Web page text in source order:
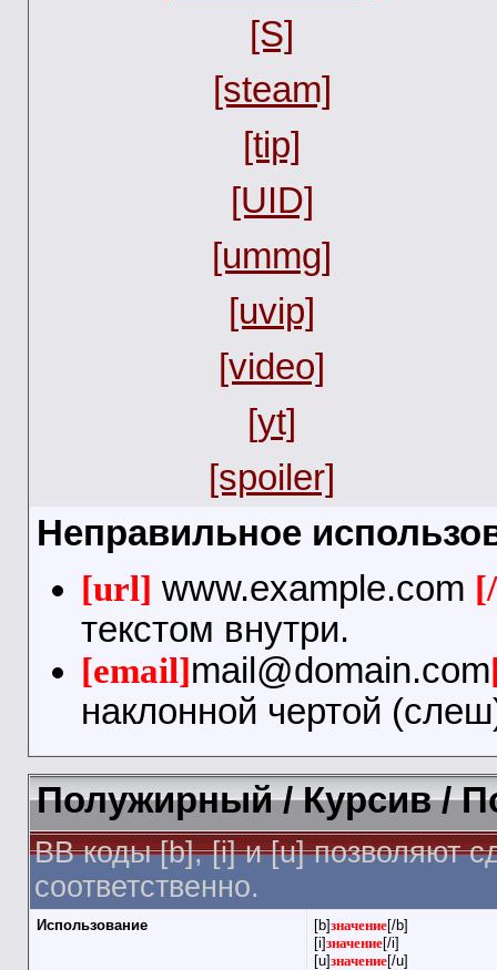
[S]
[steam]
[tip]
[UID]
[ummg]
[uvip]
[video]
[yt]
[spoiler]
Неправильное
[url] www.example.com
текстом внутри.
[email]mail@domain.com
наклонной чертой
Полужирный / Курсив /
BB коды [b], [i] и [u] позволяют
соответственно.
Использование [b]значение[/b]
[i]значение[/i]
[u]значение[/u]